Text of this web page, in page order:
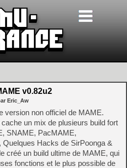
v0.82u2
Eric_Aw
version non officiel de MAME.
un mix de plusieurs build fort
SNAME, PacMAME,
Hacks de SirPoonga &
créé un build ultime de MAME, qui
fonctions et le plus possible de